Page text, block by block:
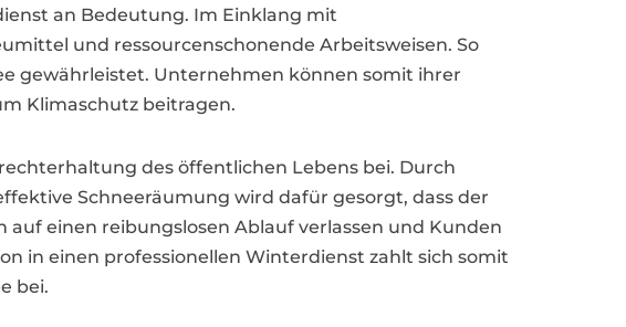
an Bedeutung. Im Einklang mit
und ressourcenschonende Arbeitsweisen. So
gewährleistet. Unternehmen können somit ihrer
Klimaschutz beitragen.
des öffentlichen Lebens bei. Durch
Schneeräumung wird dafür gesorgt, dass der
einen reibungslosen Ablauf verlassen und Kunden
in einen professionellen Winterdienst zahlt sich somit
bei.